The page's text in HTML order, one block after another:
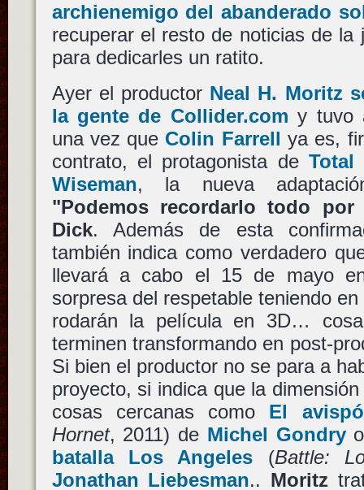
archienemigo del abanderado
recuperar el resto de noticias de la
para dedicarles un ratito.
Ayer el productor Neal H. Moritz
la gente de Collider.com y tuvo
una vez que Colin Farrell ya es,
contrato, el protagonista deTotal
Wiseman, la nueva
"Podemos recordarlo todo por
Dick. Además de esta
también indica como verdadero
llevará a cabo el 15 de mayo
sorpresa del respetable teniendo
rodarán la película en 3D…
terminen transformando en post-
Si bien el productor no se para a
proyecto, si indica que la
cosas cercanas como El
Hornet, 2011) de Michel Gondry
batalla Los Angeles (Battle:
Jonathan Liebesman.. Moritz